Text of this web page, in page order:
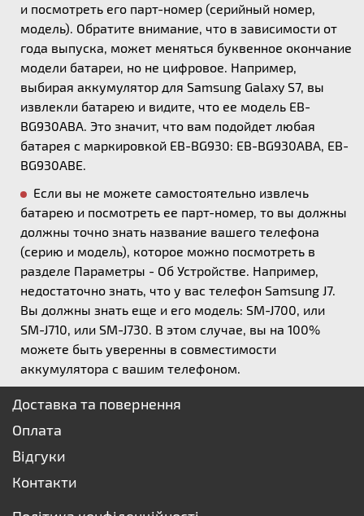
и посмотреть его парт-номер (серийный номер,
модель). Обратите внимание, что в зависимости от
года выпуска, может меняться буквенное окончание
модели батареи, но не цифровое. Например,
выбирая аккумулятор для Samsung Galaxy S7, вы
извлекли батарею и видите, что ее модель EB-
BG930ABA. Это значит, что вам подойдет любая
батарея с маркировкой EB-BG930: EB-BG930ABA, EB-
BG930ABE.
Если вы не можете самостоятельно извлечь
батарею и посмотреть ее парт-номер, то вы должны
должны точно знать название вашего телефона
(серию и модель), которое можно посмотреть в
разделе Параметры - Об Устройстве. Например,
недостаточно знать, что у вас телефон Samsung J7.
Вы должны знать еще и его модель: SM-J700, или
SM-J710, или SM-J730. В этом случае, вы на 100%
можете быть уверенны в совместимости
аккумулятора с вашим телефоном.
Доставка та повернення
Оплата
Відгуки
Контакти